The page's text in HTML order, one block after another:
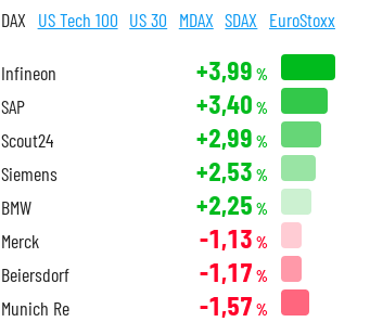
DAX US Tech 100 US 30 MDAX SDAX EuroStoxx
Infineon +3,99 %
SAP +3,40 %
Scout24 +2,99 %
Siemens +2,53 %
BMW +2,25 %
Merck -1,13 %
Beiersdorf -1,17 %
Munich Re -1,57 %